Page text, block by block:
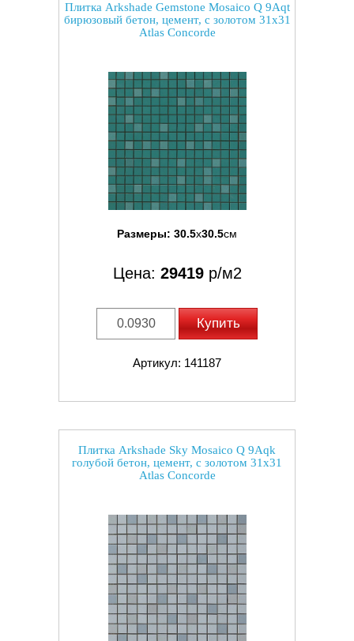
Плитка Arkshade Gemstone Mosaico Q 9Aqt
бирюзовый бетон, цемент, с золотом 31x31
Atlas Concorde
Размеры: 30.5x30.5см
Цена: 29419р/м2
Купить
Артикул: 141187
Плитка Arkshade Sky Mosaico Q 9Aqk
голубой бетон, цемент, с золотом 31x31
Atlas Concorde